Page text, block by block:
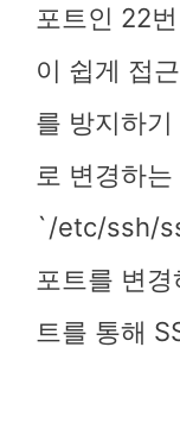
포트인 22
이 쉽게 접
를 방지하
로 변경하
`/etc/ssh/
포트를 변
트를 통해